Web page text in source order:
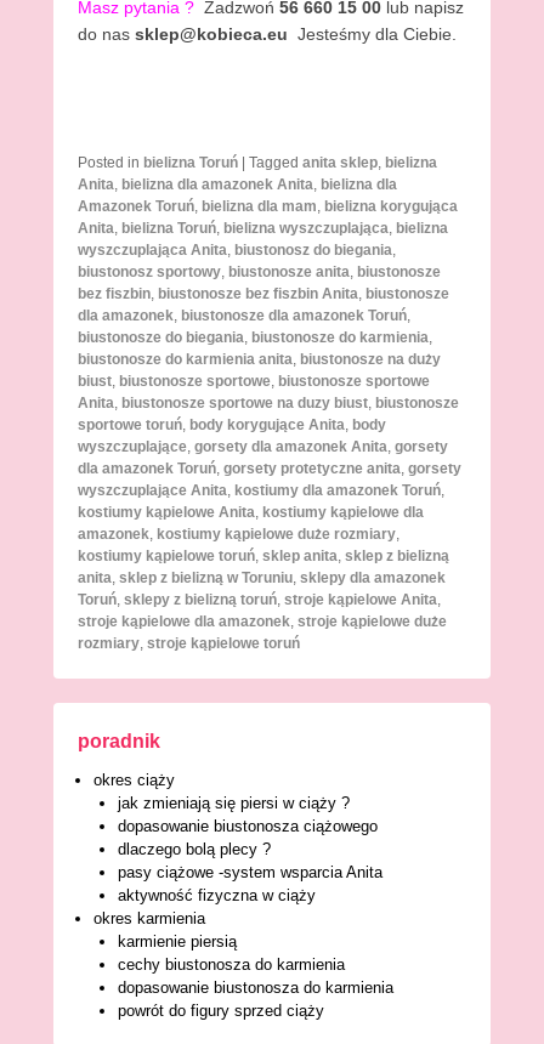
Masz pytania ? Zadzwoń 56 660 15 00 lub napisz
do nas sklep@kobieca.eu Jesteśmy dla Ciebie.
Posted in bielizna Toruń Tagged anita sklep, bielizna
Anita, bielizna dla amazonek Anita, bielizna dla
Amazonek Toruń, bielizna dla mam, bielizna korygująca
Anita, bielizna Toruń, bielizna wyszczuplająca, bielizna
wyszczuplająca Anita, biustonosz do biegania,
biustonosz sportowy, biustonosze anita, biustonosze
bez fiszbin, biustonosze bez fiszbin Anita, biustonosze
dla amazonek, biustonosze dla amazonek Toruń,
biustonosze do biegania, biustonosze do karmienia,
biustonosze do karmienia anita, biustonosze na duży
biust, biustonosze sportowe, biustonosze sportowe
Anita, biustonosze sportowe na duzy biust, biustonosze
sportowe toruń, body korygujące Anita, body
wyszczuplające, gorsety dla amazonek Anita, gorsety
dla amazonek Toruń, gorsety protetyczne anita, gorsety
wyszczuplające Anita, kostiumy dla amazonek Toruń,
kostiumy kąpielowe Anita, kostiumy kąpielowe dla
amazonek, kostiumy kąpielowe duże rozmiary,
kostiumy kąpielowe toruń, sklep anita, sklep z bielizną
anita, sklep z bielizną w Toruniu, sklepy dla amazonek
Toruń, sklepy z bielizną toruń, stroje kąpielowe Anita,
stroje kąpielowe dla amazonek, stroje kąpielowe duże
rozmiary, stroje kąpielowe toruń
poradnik
okres ciąży
jak zmieniają się piersi w ciąży ?
dopasowanie biustonosza ciążowego
dlaczego bolą plecy ?
pasy ciążowe -system wsparcia Anita
aktywność fizyczna w ciąży
okres karmienia
karmienie piersią
cechy biustonosza do karmienia
dopasowanie biustonosza do karmienia
powrót do figury sprzed ciąży